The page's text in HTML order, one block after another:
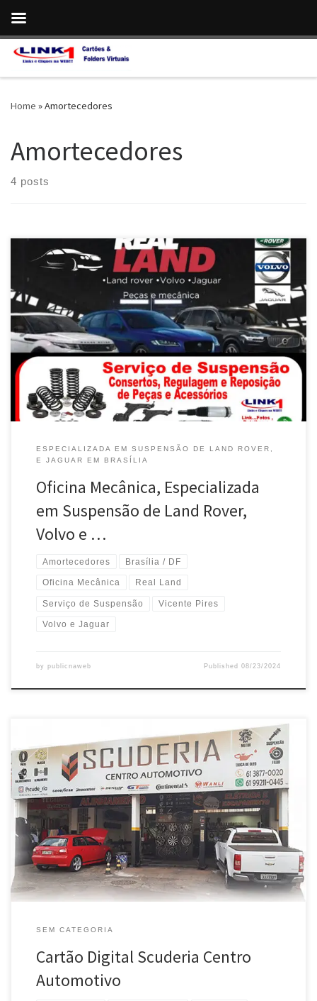
Skip to content
Home »Amortecedores
Amortecedores
4 posts
Real Land , Especializada em Suspensão , Molas e
Amortecedores para Land Rover em Brasília / DF Mecânica
Especializada em Suspensão , Molas e Amortecedores para Land
Rover em Brasília / DF Especializada em Suspensão , Molas e
Amortecedores para Land Rover Discovery em Brasília / DF Centro
Automotivo Especializado […]
ESPECIALIZADA EM SUSPENSÃO DE LAND ROVER,
E JAGUAR EM BRASÍLIA
Oficina Mecânica, Especializada
em Suspensão de Land Rover,
Volvo e …
Amortecedores Brasília / DF
Oficina Mecânica Real Land
Serviço de Suspensão Vicente Pires
Volvo e Jaguar
by publicnaweb Published08/23/2024
SEM CATEGORIA
Cartão Digital Scuderia Centro
Automotivo